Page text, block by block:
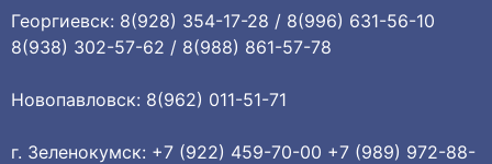
Георгиевск: 8(928) 354-17-28 / 8(996) 631-56-10
8(938) 302-57-62 / 8(988) 861-57-78
Новопавловск: 8(962) 011-51-71
г. Зеленокумск: +7 (922) 459-70-00 +7 (989) 972-88-